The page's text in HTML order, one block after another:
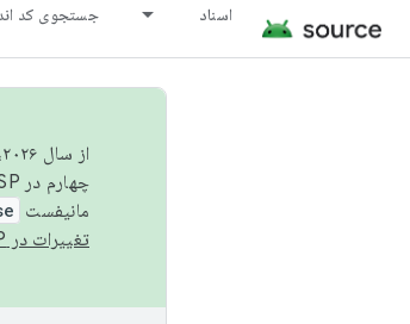
اسناد جستجوی کد
چهارم در AOSP منتشر خواهیم کرد. برای ساخت و مشارکت در AOSP،
مانیفست
تغییرات در AOSP